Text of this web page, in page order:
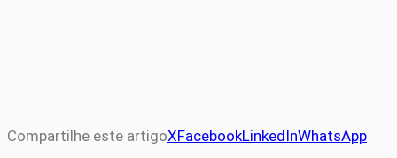
Compartilhe este artigoXFacebookLinkedInWhatsApp